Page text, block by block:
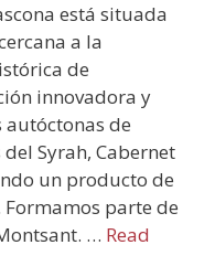
está situada
a la
de
innovadora y
de
Syrah, Cabernet
un producto de
parte de
… Read